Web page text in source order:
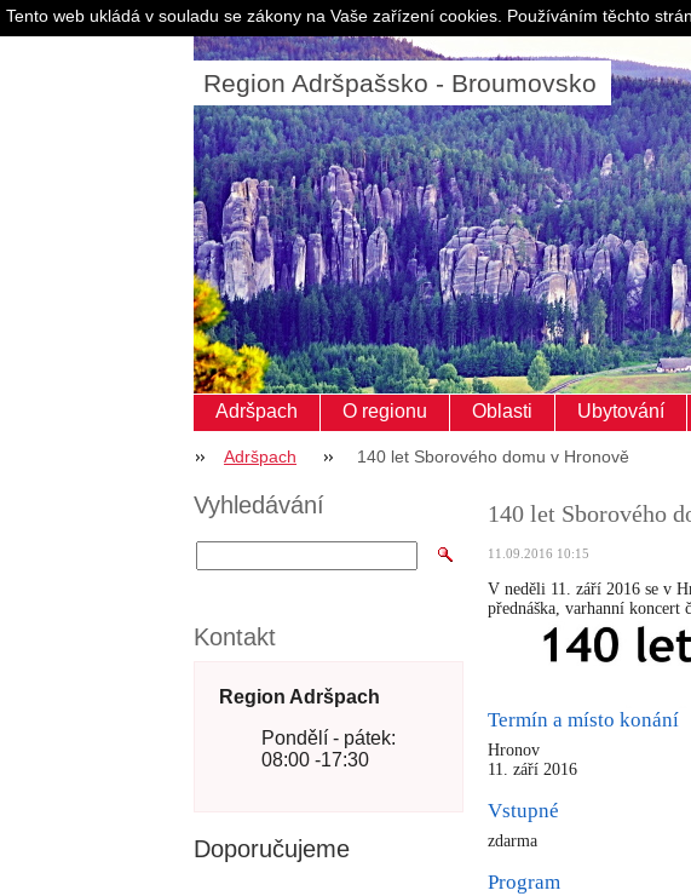
Region Adršpašsko - Broumovsko
Adršpach O regionu Oblasti Ubytování
Adršpach 140 let Sborového domu v Hronově
140 let Sborového
11.09.2016 10:15
V neděli 11. září 2016 se v
přednáška, varhanní koncert
Termín a místo konání
Hronov
11. září 2016
Vstupné
zdarma
Program
Vyhledávání
Kontakt
Region Adršpach
Pondělí - pátek:
08:00 -17:30
Doporučujeme
Tento web ukládá v souladu se zákony na Vaše zařízení cookies. Používáním těchto